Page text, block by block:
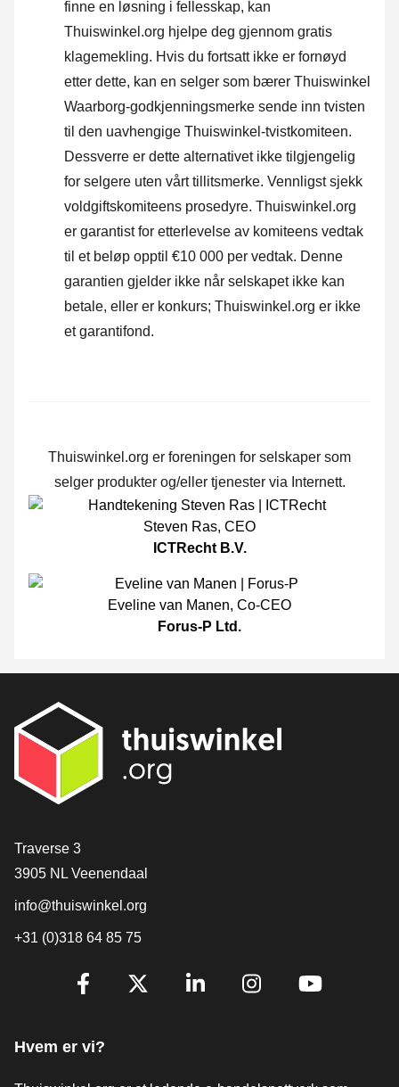
finne en løsning i fellesskap, kan
Thuiswinkel.org hjelpe deg gjennom gratis
klagemekling. Hvis du fortsatt ikke er fornøyd
etter dette, kan en selger som bærer Thuiswinkel
Waarborg-godkjenningsmerke sende inn tvisten
til den uavhengige Thuiswinkel-tvistkomiteen.
Dessverre er dette alternativet ikke tilgjengelig
for selgere uten vårt tillitsmerke. Vennligst sjekk
voldgiftskomiteens prosedyre. Thuiswinkel.org
er garantist for etterlevelse av komiteens vedtak
til et beløp opptil €10 000 per vedtak. Denne
garantien gjelder ikke når selskapet ikke kan
betale, eller er konkurs; Thuiswinkel.org er ikke
et garantifond.
Thuiswinkel.org er foreningen for selskaper som
selger produkter og/eller tjenester via Internett.
Steven Ras, CEO
ICTRecht B.V.
Eveline van Manen, Co-CEO
Forus-P Ltd.
[_General:Contact]
Traverse 3
3905 NL Veenendaal
info@thuiswinkel.org
+31 (0)318 64 85 75
[_General:SocialMediaTitle]
Hvem er vi?